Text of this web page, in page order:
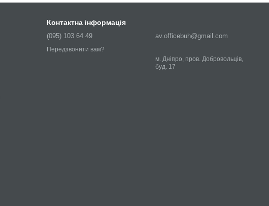
Контактна інформація
(095) 103 64 49
Передзвонити вам?
av.officebuh@gmail.com
м. Дніпро, пров. Добровольців,
буд. 17